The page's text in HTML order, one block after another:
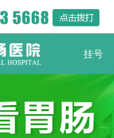
挂号